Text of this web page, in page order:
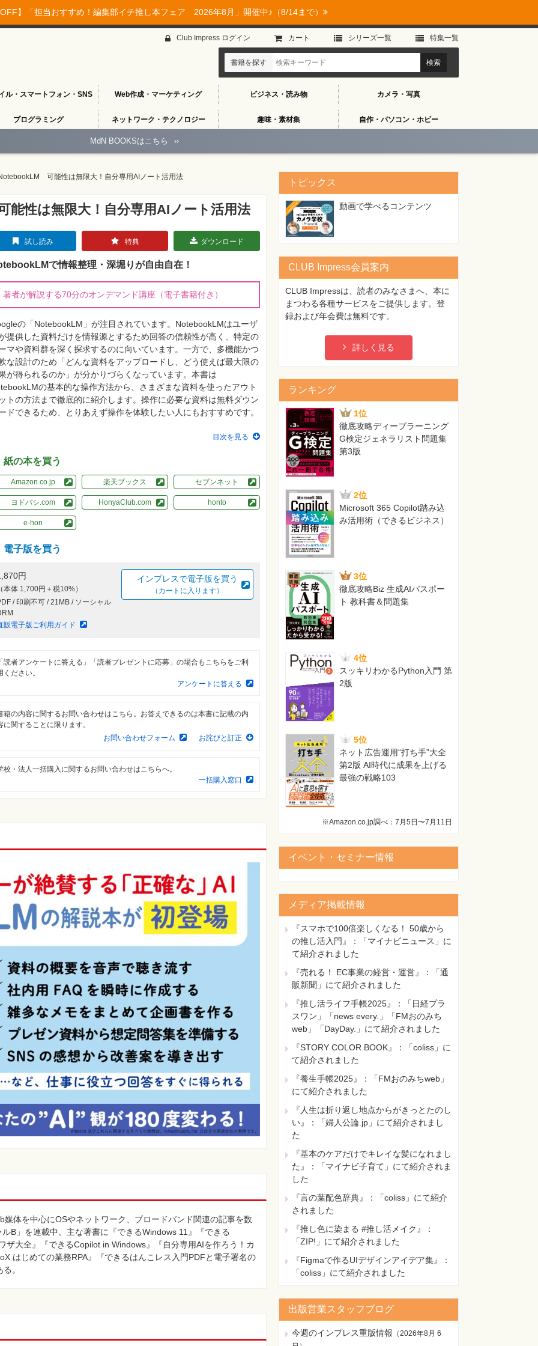
】「担当おすすめ！編集部イチ推し本フェア 2026年8月」開催中♪（8/14まで）
ル・スマートフォン・SNS Web作成・マーケティング ビジネス・読み物 カメラ・写真
プログラミング ネットワーク・テクノロジー 趣味・素材集 自作・パソコン・ホビー
Club Impress ログイン カート シリーズ⼀覧 特集⼀覧
書籍を探す
MdN BOOKSはこちら ››
可能性は無限大！自分専用AIノート活用法
性は無限大！自分専用AIノート活用法
試し読み 特典 ダウンロード
で情報整理・深堀りが自由自在！
著者が解説する70分のオンデマンド講座（電子書籍付き）
の「NotebookLM」が注目されています。NotebookLMはユーザ
提供した資料だけを情報源とするため回答の信頼性が高く、特定の
マや資料群を深く探求するのに向いています。一方で、多機能かつ
な設計のため「どんな資料をアップロードし、どう使えば最大限の
が得られるのか」が分かりづらくなっています。本書は
の基本的な操作方法から、さまざまな資料を使ったアウト
トの方法まで徹底的に紹介します。操作に必要な資料は無料ダウン
ドできるため、とりあえず操作を体験したい人にもおすすめです。
目次を見る
紙の本を買う
Amazon.co.jp 楽天ブックス セブンネット
ヨドバシ.com HonyaClub.com honto
e-hon
電子版を買う
円
本体 1,700円＋税10%）
/ 印刷不可 / 21MB / ソーシャル
販電子版ご利用ガイド
インプレスで電子版を買う
（カートに入ります）
読者アンケートに答える」「読者プレゼントに応募」の場合もこちらをご利
ください。
アンケートに答える
籍の内容に関するお問い合わせはこちら。お答えできるのは本書に記載の内
に関することに限ります。
お問い合わせフォーム
お詫びと訂正
校・法人一括購入に関するお問い合わせはこちらへ。
一括購入窓口
体を中⼼にOSやネットワーク、ブロードバンド関連の記事を数
B」を連載中。主な著書に『できるWindows 11』『できる
ザ⼤全』『できるCopilot in Windows』『自分専用AIを作ろう！カ
はじめての業務RPA』『できるはんこレス⼊⾨PDFと電⼦署名の
。
トピックス
動画で学べるコンテンツ
CLUB Impress会員案内
CLUB Impressは、読者のみなさまへ、本に
まつわる各種サービスをご提供します。登
録および年会費は無料です。
詳しく見る
ランキング
1位
徹底攻略ディープラーニング
G検定ジェネラリスト問題集
第3版
2位
Microsoft 365 Copilot踏み込
み活用術（できるビジネス）
3位
徹底攻略Biz 生成AIパスポー
ト 教科書＆問題集
4位
スッキリわかるPython入門 第
2版
5位
ネット広告運用“打ち手”大全
第2版 AI時代に成果を上げる
最強の戦略103
※Amazon.co.jp調べ：7月5日〜7月11日
イベント・セミナー情報
メディア掲載情報
『スマホで100倍楽しくなる！ 50歳から
の推し活入門』：「マイナビニュース」に
て紹介されました
『売れる！ EC事業の経営・運営』：「通
販新聞」にて紹介されました
『推し活ライフ手帳2025』：「日経プラ
スワン」「news every.」「FMおのみち
web」「DayDay.」にて紹介されました
『STORY COLOR BOOK』：「coliss」に
て紹介されました
『養生手帳2025』：「FMおのみちweb」
にて紹介されました
『人生は折り返し地点からがきっとたのし
い』：「婦人公論.jp」にて紹介されまし
た
『基本のケアだけでキレイな髪になれまし
た』：「マイナビ子育て」にて紹介されま
した
『言の葉配色辞典』：「coliss」にて紹介
されました
『推し色に染まる #推し活メイク』：
「ZIP!」にて紹介されました
『Figmaで作るUIデザインアイデア集』：
「coliss」にて紹介されました
出版営業スタッフブログ
今週のインプレス重版情報 （2026年8月 6